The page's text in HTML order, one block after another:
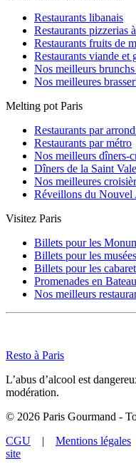
Restaurants libanais
Restaurants pizzerias
Restaurants fruits de
Restaurants viande et
Nos meilleurs brunchs
Nos meilleures
Melting pot Paris
Restaurants par
Restaurants par métro
Nos meilleurs dîners-
Dîners de la Saint
Nos meilleures
Réveillons du Nouvel
Visitez Paris
Billets pour les
Billets pour les
Billets pour les
Promenades en
Nos meilleurs
Resto à Paris
L’abus d’alcool est
modération.
© 2026 Paris Gourmand -
CGU | Mentions légales
site